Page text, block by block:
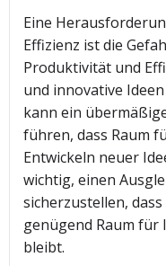
Eine
Effizienz ist die
Produktivität und
und innovative
kann ein
führen, dass Raum
Entwickeln neuer
wichtig, einen
sicherzustellen,
genügend Raum
bleibt.